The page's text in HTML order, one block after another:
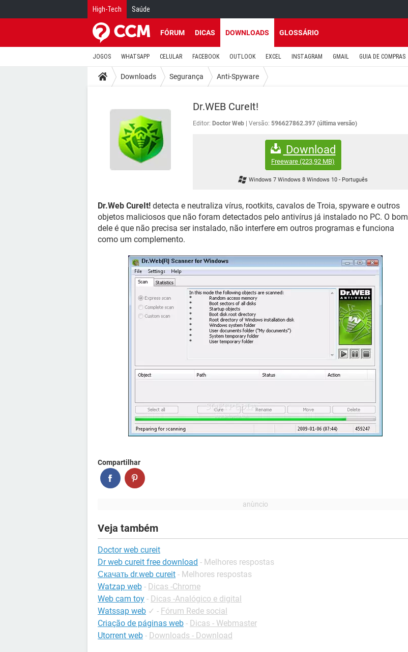
High-Tech Saúde
FÓRUM DICAS DOWNLOADS GLOSSÁRIO
JOGOS WHATSAPP CELULAR FACEBOOK OUTLOOK EXCEL INSTAGRAM GMAIL GUIA DE COMPRAS
Downloads Segurança Anti-Spyware
Dr.WEB CureIt!
Editor: Doctor Web Versão: 596627862.397 (última versão)
Download
Freeware (223,92 MB)
Windows 7 Windows 8 Windows 10 - Português
Dr.Web CureIt! detecta e neutraliza vírus, rootkits, cavalos de Troia, spyware e outros
objetos maliciosos que não foram detectados pelo antivírus já instalado no PC. O bom
dele é que não precisa ser instalado, não interfere em outros programas e funciona
como um complemento.
Compartilhar
Veja também
Doctor web cureit
Dr web cureit free download - Melhores respostas
Скачать dr.web cureit - Melhores respostas
Watzap web - Dicas -Chrome
Web cam toy - Dicas -Analógico e digital
Watssap web ✓ - Fórum Rede social
Criação de páginas web - Dicas - Webmaster
Utorrent web - Downloads - Download